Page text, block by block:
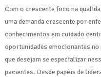
Com o crescente foco na
uma demanda crescente por
conhecimentos em cuidado
oportunidades emocionantes
que desejam se especializar
pacientes. Desde papéis de